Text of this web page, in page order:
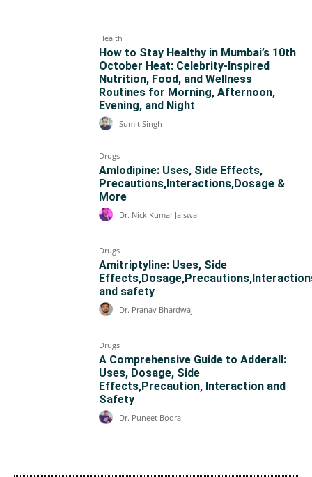
Health
How to Stay Healthy in Mumbai’s 10th
October Heat: Celebrity-Inspired
Nutrition, Food, and Wellness
Routines for Morning, Afternoon,
Evening, and Night
Sumit Singh
Drugs
Amlodipine: Uses, Side Effects,
Precautions,Interactions,Dosage &
More
Dr. Nick Kumar Jaiswal
Drugs
Amitriptyline: Uses, Side
and safety
Dr. Pranav Bhardwaj
Drugs
A Comprehensive Guide to Adderall:
Uses, Dosage, Side
Effects,Precaution, Interaction and
Safety
Dr. Puneet Boora